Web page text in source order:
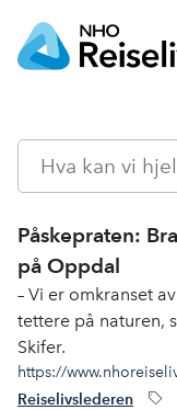
Påskepraten:
på Oppdal
– Vi er omkranset
tettere på naturen,
Skifer.
https://
Reiselivslederen